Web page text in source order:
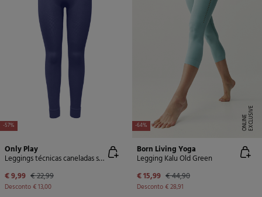
-57%
Only Play
Leggings técnicas caneladas sem costura
€ 9,99 € 22,99
Desconto€ 13,00
-64% E
X
C
L
U
SI
V
E
O
N
LI
N
E
Born Living Yoga
Legging Kalu Old Green
€ 15,99 € 44,90
Desconto€ 28,91